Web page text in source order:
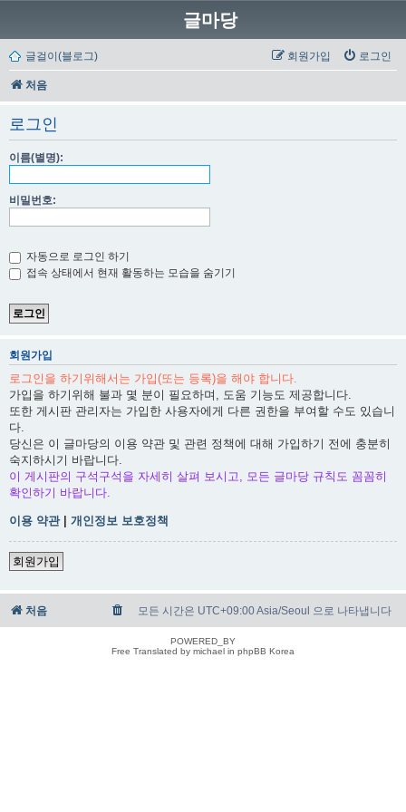
글마당
글걸이(블로그) 로그인
회원가입
처음
로그인
이름(별명):
비밀번호:
자동으로 로그인 하기
접속 상태에서 현재 활동하는 모습을 숨기기
회원가입
로그인을 하기위해서는 가입(또는 등록)을 해야 합니다.
가입을 하기위해 불과 몇 분이 필요하며, 도움 기능도 제공합니다.
또한 게시판 관리자는 가입한 사용자에게 다른 권한을 부여할 수도 있습니
다.
당신은 이 글마당의 이용 약관 및 관련 정책에 대해 가입하기 전에 충분히
숙지하시기 바랍니다.
이 게시판의 구석구석을 자세히 살펴 보시고, 모든 글마당 규칙도 꼼꼼히
확인하기 바랍니다.
이용 약관| 개인정보 보호정책
회원가입
처음 모든 시간은 UTC+09:00 Asia/Seoul 으로 나타냅니다
POWERED_BY
Free Translated by michael in phpBB Korea